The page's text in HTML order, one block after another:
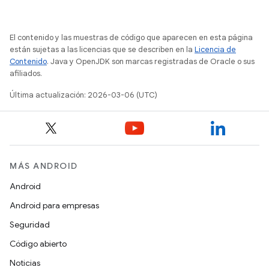
El contenido y las muestras de código que aparecen en esta página
están sujetas a las licencias que se describen en la Licencia de
Contenido. Java y OpenJDK son marcas registradas de Oracle o sus
afiliados.
Última actualización: 2026-03-06 (UTC)
MÁS ANDROID
Android
Android para empresas
Seguridad
Código abierto
Noticias